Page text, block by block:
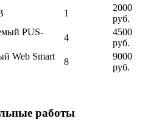
1
2000
руб.
PUS-
4
4500
руб.
Web Smart
8
9000
руб.
работы